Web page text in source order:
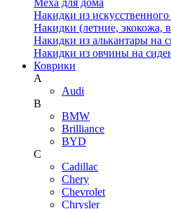
Меха для дома
Накидки из
Накидки (летние, экокожа,
Накидки из алькантары на
Накидки из овчины на
Коврики
A
Audi
B
BMW
Brilliance
BYD
C
Cadillac
Chery
Chevrolet
Chrysler